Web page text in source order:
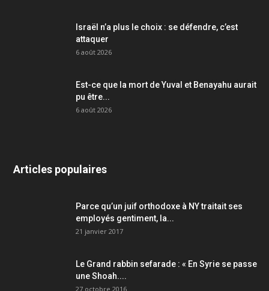
Israël n’a plus le choix : se défendre, c’est
attaquer
6 août 2026
Est-ce que la mort de Yuval et Benayahu aurait
pu être...
6 août 2026
Articles populaires
Parce qu’un juif orthodoxe à NY traitait ses
employés gentiment, la...
21 janvier 2017
Le Grand rabbin sefarade : « En Syrie se passe
une Shoah....
27 octobre 2016